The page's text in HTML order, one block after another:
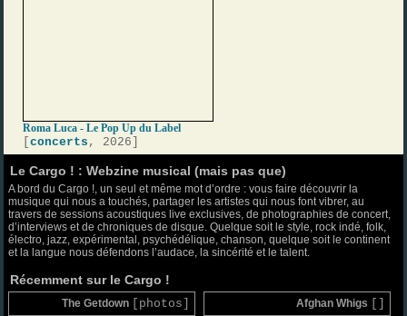
Roma Luca - Le Pop Up du Label
[concerts , 2026]
Le Cargo ! : Webzine musical (mais pas que)
A bord du Cargo !, un seul et même mot d’ordre : vous faire découvrir la
musique qui nous a touchés, partager les artistes qui nous font vibrer, au
travers de sessions acoustiques live exclusives, de photographies de concert,
d’interviews et de chroniques de disque. Quelque soit le style, rock indé, folk,
électro, jazz, expérimental, psychédélique, chanson, quelque soit le continent
et la langue nous défendons l’audace, la sincérité et le talent.
Récemment sur le Cargo !
The Getdown [photos] Afghan Whigs